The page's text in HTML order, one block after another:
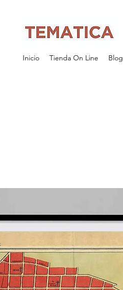
Inicio Tienda On Line Blog